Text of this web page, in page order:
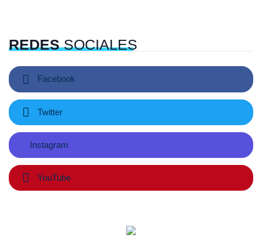
REDESSOCIALES
Facebook
Twitter
Instagram
YouTube